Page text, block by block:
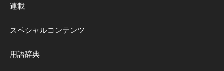
連載
スペシャルコンテンツ
用語辞典